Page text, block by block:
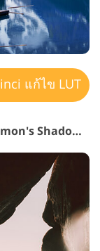
แก้ไข LUT
LUT สำหรับ Davinci แก้ไขฟรี #28 "Cinamon's Shadows"